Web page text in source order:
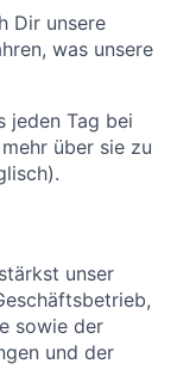
Dir unsere
was unsere
jeden Tag bei
über sie zu
unser
sowie der
und der